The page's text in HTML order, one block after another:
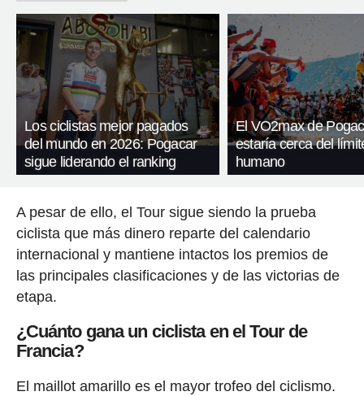
Los ciclistas mejor pagados
del mundo en 2026: Pogacar
sigue liderando el ranking
El VO2max de
estaría cerca del
humano
A pesar de ello, el Tour sigue siendo la prueba
ciclista que más dinero reparte del calendario
internacional y mantiene intactos los premios de
las principales clasificaciones y de las victorias de
etapa.
¿Cuánto gana un ciclista en el Tour de
Francia?
El maillot amarillo es el mayor trofeo del ciclismo.